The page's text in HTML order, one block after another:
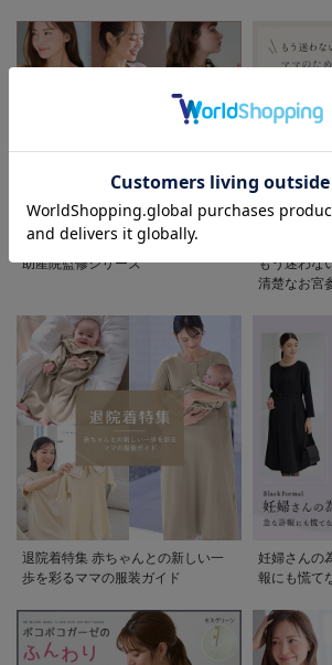
お気に入り商品を確認す
助産院監修シリーズ
もう迷わな
清楚なお宮
退院着特集 赤ちゃんとの新しい一
歩を彩るママの服装ガイド
妊婦さんの
報にも慌て